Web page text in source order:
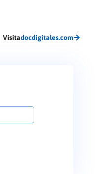
Visitadocdigitales.com